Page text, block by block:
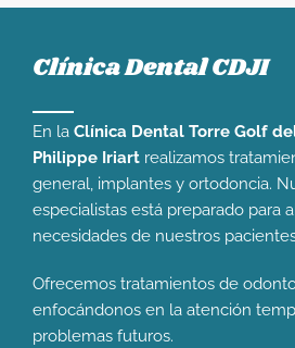
Clínica Dental CDJI
En la Clínica Dental Torre Golf
Philippe Iriart realizamos
general, implantes y ortodoncia.
especialistas está preparado para
necesidades de nuestros
Ofrecemos tratamientos de
enfocándonos en la atención
problemas futuros.